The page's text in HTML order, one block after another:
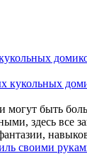
могут быть
здесь все
своими